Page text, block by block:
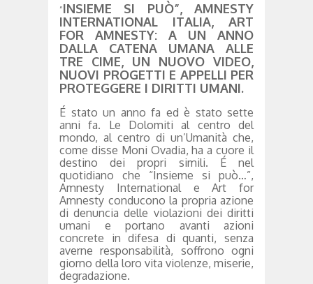
“INSIEME SI PUÒ”, AMNESTY
INTERNATIONAL ITALIA, ART
FOR AMNESTY: A UN ANNO
DALLA CATENA UMANA ALLE
TRE CIME, UN NUOVO VIDEO,
NUOVI PROGETTI E APPELLI PER
PROTEGGERE I DIRITTI UMANI.
É stato un anno fa ed è stato sette
anni fa. Le Dolomiti al centro del
mondo, al centro di un’Umanità che,
come disse Moni Ovadia, ha a cuore il
destino dei propri simili. É nel
quotidiano che “Insieme si può…”,
Amnesty International e Art for
Amnesty conducono la propria azione
di denuncia delle violazioni dei diritti
umani e portano avanti azioni
concrete in difesa di quanti, senza
averne responsabilità, soffrono ogni
giorno della loro vita violenze, miserie,
degradazione.